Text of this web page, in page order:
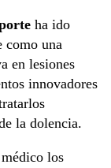
ha ido
como una
en lesiones
innovadores
la dolencia.
los